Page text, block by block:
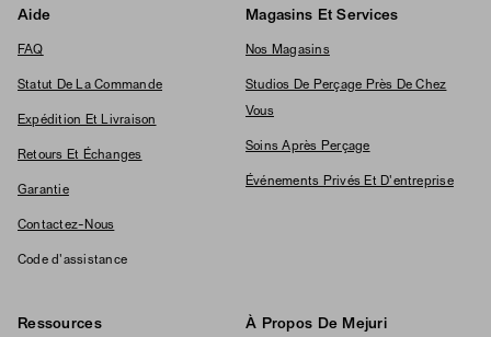
Aide
FAQ
Statut De La Commande
Expédition Et Livraison
Retours Et Échanges
Garantie
Contactez-Nous
Code d'assistance
Magasins Et Services
Nos Magasins
Studios De Perçage Près De Chez
Vous
Soins Après Perçage
Événements Privés Et D'entreprise
Ressources À Propos De Mejuri